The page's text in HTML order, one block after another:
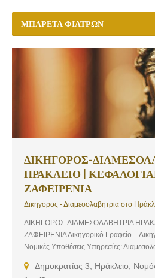
ΜΠΑΡΈΤΑ ΦΊΛΤΡΩΝ
ΔΙΚΗΓΟΡΟΣ-
ΗΡΑΚΛΕΙΟ |
ΖΑΦΕΙΡΕΝΙΑ
Δικηγόρος - Διαμεσολαβήτρια στο
ΔΙΚΗΓΟΡΟΣ-ΔΙΑΜΕΣΟΛΑΒΗΤΡΙΑ
ΖΑΦΕΙΡΕΝΙΑ Δικηγορικό Γραφείο –
Νομικές Υποθέσεις Υπηρεσίες:
Μισθώσεις – Μισθωτικές Διαφορές –
Δημοκρατίας 3, Ηράκλειο,